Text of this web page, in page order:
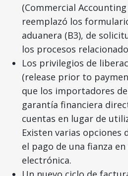
(Commercial
reemplazó los
aduanera (B3), de
los procesos
Los privilegios de
(release prior to
que los importadores
garantía financiera
cuentas en lugar de
Existen varias opciones
el pago de una fianza
electrónica.